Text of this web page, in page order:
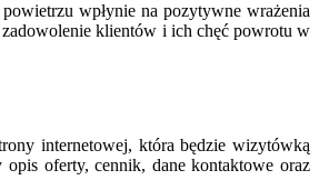
wpłynie na pozytywne wrażenia
klientów i ich chęć powrotu w
internetowej, która będzie wizytówką
oferty, cennik, dane kontaktowe oraz